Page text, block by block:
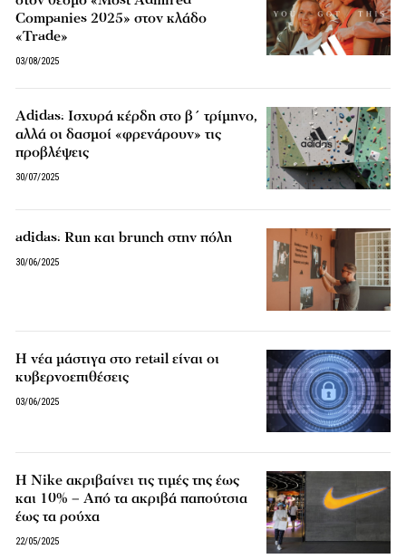
Companies 2025» στον κλάδο
«Trade»
03/08/2025
Adidas: Ισχυρά κέρδη στο β΄ τρίμηνο,
αλλά οι δασμοί «φρενάρουν» τις
προβλέψεις
30/07/2025
adidas: Run και brunch στην πόλη
30/06/2025
Η νέα μάστιγα στο retail είναι οι
κυβερνοεπιθέσεις
03/06/2025
Η Nike ακριβαίνει τις τιμές της έως
και 10% – Από τα ακριβά παπούτσια
έως τα ρούχα
22/05/2025